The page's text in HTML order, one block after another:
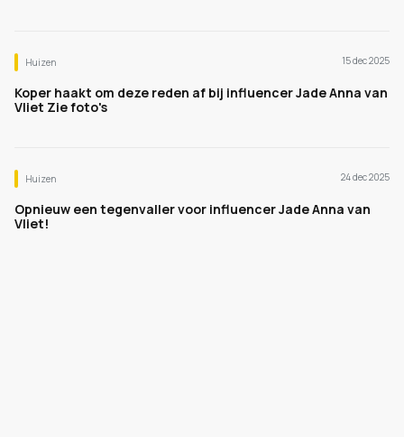
Huizen 15 dec 2025
Koper haakt om deze reden af bij influencer Jade Anna van
Vliet Zie foto's
Huizen 24 dec 2025
Opnieuw een tegenvaller voor influencer Jade Anna van
Vliet!